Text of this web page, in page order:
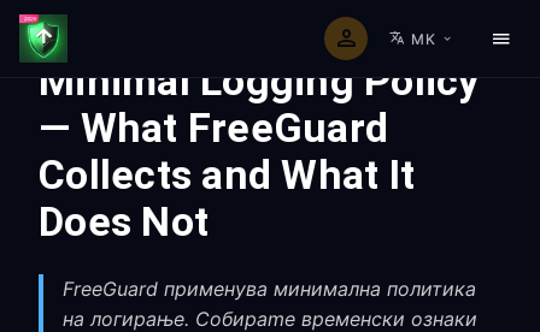
MK
Minimal Logging Policy
— What FreeGuard
Collects and What It
Does Not
FreeGuard применува минимална политика
на логирање. Собираme временски ознаки